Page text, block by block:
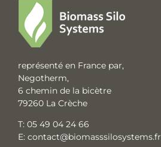
représenté en France par,
Negotherm,
6 chemin de la bicètre
79260 La Crèche
T: 05 49 04 24 66
E: contact@biomasssilosystems.fr